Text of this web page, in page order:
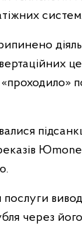
систем.
через